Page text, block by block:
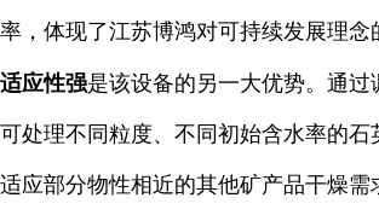
率，体现了江苏博鸿对可持续发展理念
适应性强是该设备的另一大优势。通过
可处理不同粒度、不同初始含水率的石
适应部分物性相近的其他矿产品干燥需